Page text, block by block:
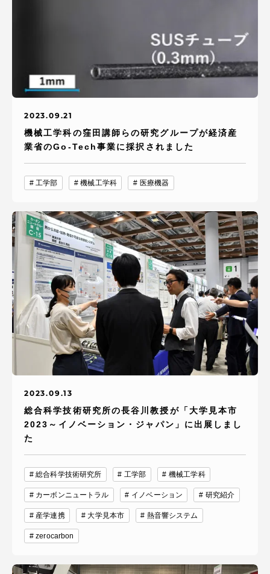
2023.09.21
機械工学科の窪田講師らの研究グループが経済産
業省のGo-Tech事業に採択されました
工学部 機械工学科 医療機器
2023.09.13
総合科学技術研究所の長谷川教授が「大学見本市
2023～イノベーション・ジャパン」に出展しまし
た
総合科学技術研究所 工学部 機械工学科
カーボンニュートラル イノベーション 研究紹介
産学連携 大学見本市 熱音響システム
zerocarbon